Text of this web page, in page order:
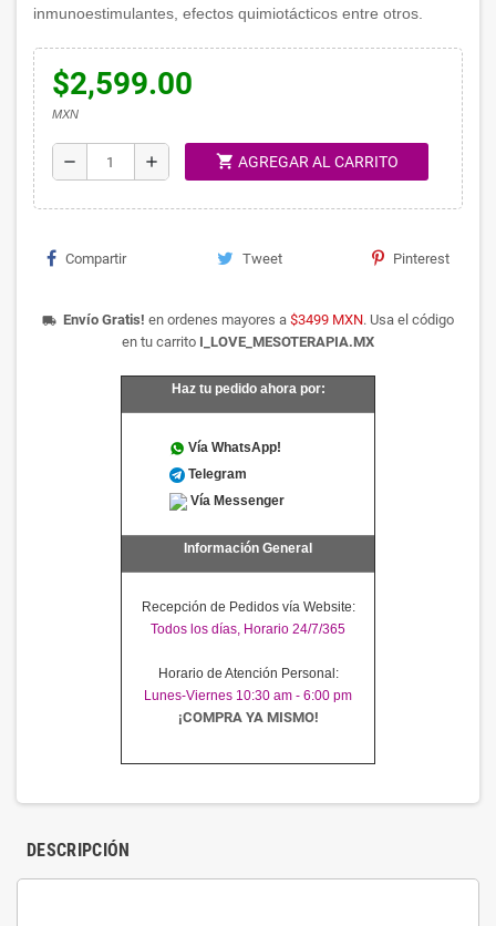
inmunoestimulantes, efectos quimiotácticos entre otros.
$2,599.00
MXN
remove add shopping_cart AGREGAR AL CARRITO
Compartir Tweet Pinterest
local_shipping Envío Gratis! en ordenes mayores a $3499 MXN. Usa el código
en tu carrito I_LOVE_MESOTERAPIA.MX
Haz tu pedido ahora por:
Vía WhatsApp!
Telegram
Vía Messenger
Información General
Recepción de Pedidos vía Website:
Todos los días, Horario 24/7/365
Horario de Atención Personal:
Lunes-Viernes 10:30 am - 6:00 pm
¡COMPRA YA MISMO!
DESCRIPCIÓN